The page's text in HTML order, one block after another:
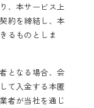
、本サービス上
約を締結し、本
るものとしま
となる場合、会
て入金する本匿
者が当社を通じ